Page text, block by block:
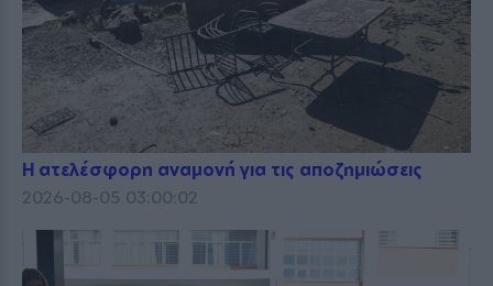
Η ατελέσφορη αναμονή για τις αποζημιώσεις
2026-08-05 03:00:02